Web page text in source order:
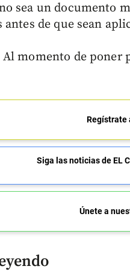
sea un documento
antes de que sean
momento de
Regístrate
Siga las noticias de EL
Únete a